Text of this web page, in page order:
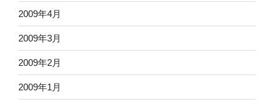
2009年4月
2009年3月
2009年2月
2009年1月